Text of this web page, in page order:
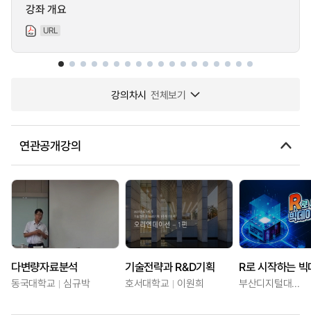
강좌 개요
URL
강의차시 전체보기
연관공개강의
다변량자료분석
동국대학교 심규박
기술전략과 R&D기획
호서대학교 이원희 부산디지털대학교